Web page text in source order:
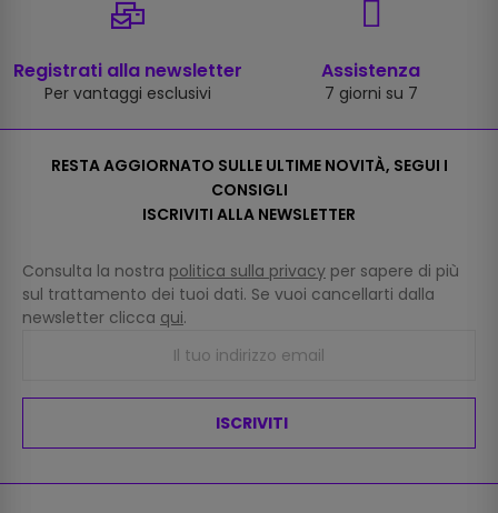
Registrati alla newsletter
Per vantaggi esclusivi
Assistenza
7 giorni su 7
RESTA AGGIORNATO SULLE ULTIME NOVITÀ, SEGUI I
CONSIGLI
ISCRIVITI ALLA NEWSLETTER
Consulta la nostra politica sulla privacy per sapere di più
sul trattamento dei tuoi dati. Se vuoi cancellarti dalla
newsletter clicca qui.
ISCRIVITI